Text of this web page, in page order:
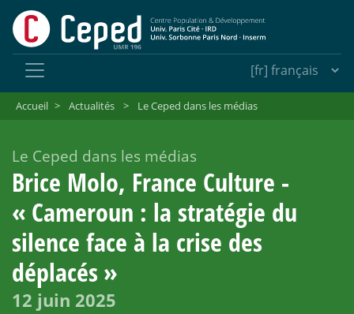
Accueil > Actualités > Le Ceped dans les médias
Le Ceped dans les médias
Brice Molo, France Culture -
« Cameroun : la stratégie du
silence face à la crise des
déplacés »
12 juin 2025